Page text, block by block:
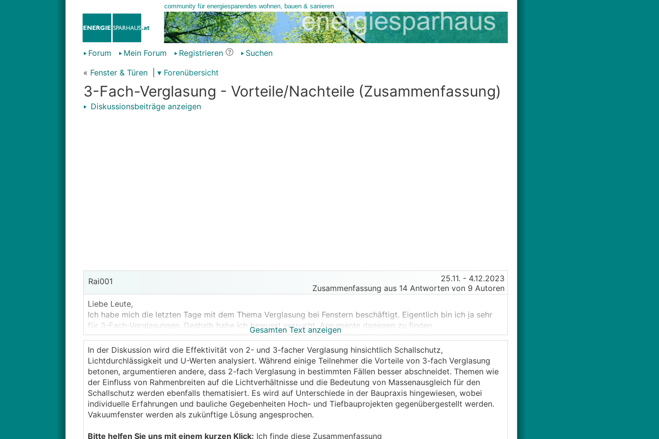
Forum Mein Forum Registrieren
Suchen
« Fenster & Türen ▾ Forenübersicht
3-Fach-Verglasung - Vorteile/Nachteile (Zusammenfassung)
Diskussionsbeiträge anzeigen
Rai001 25.11. - 4.12.2023
Zusammenfassung aus 14 Antworten von 9 Autoren
Liebe Leute,
Ich habe mich die letzten Tage mit dem Thema Verglasung bei Fenstern beschäftigt. Eigentlich bin ich ja sehr
für 3-Fach-Verglasungen. Deshalb habe ich bewusst versucht, Argumente dagegen zu finden.
Vermutlich ziehe ich mir jetzt den Zorn aller Energiesparexperten an.... :)
Nachteile sind unbestreitbar:
-----------------------------
- Der Preis. 3 Scheiben, stabilere Rahmen usw. kosten etwas.
- CO₂-Verbrauch bei der Herstellung ist halt größer
Gesamten Text anzeigen
In der Diskussion wird die Effektivität von 2- und 3-facher Verglasung hinsichtlich Schallschutz,
Lichtdurchlässigkeit und U-Werten analysiert. Während einige Teilnehmer die Vorteile von 3-fach Verglasung
betonen, argumentieren andere, dass 2-fach Verglasung in bestimmten Fällen besser abschneidet. Themen wie
der Einfluss von Rahmenbreiten auf die Lichtverhältnisse und die Bedeutung von Massenausgleich für den
Schallschutz werden ebenfalls thematisiert. Es wird auf Unterschiede in der Baupraxis hingewiesen, wobei
individuelle Erfahrungen und bauliche Gegebenheiten Hoch- und Tiefbauprojekten gegenübergestellt werden.
Vakuumfenster werden als zukünftige Lösung angesprochen.
Bitte helfen Sie uns mit einem kurzen Klick: Ich finde diese Zusammenfassung